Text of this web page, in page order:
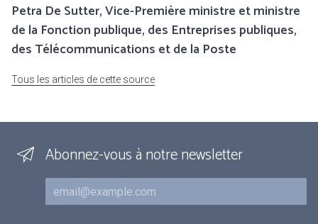
Petra De Sutter, Vice-Première ministre et ministre
de la Fonction publique, des Entreprises publiques,
des Télécommunications et de la Poste
Tous les articles de cette source
Abonnez-vous à notre newsletter
Courriel